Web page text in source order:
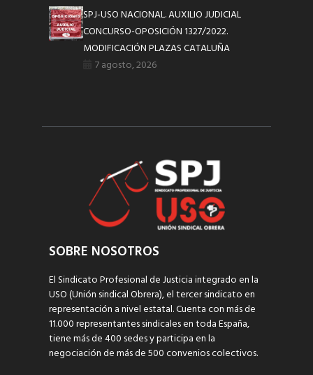
SPJ-USO NACIONAL. AUXILIO JUDICIAL
CONCURSO-OPOSICIÓN 1327/2022.
MODIFICACIÓN PLAZAS CATALUÑA
7 agosto, 2026
SOBRE NOSOTROS
El Sindicato Profesional de Justicia integrado en la
USO (Unión sindical Obrera), el tercer sindicato en
representación a nivel estatal. Cuenta con más de
11.000 representantes sindicales en toda España,
tiene más de 400 sedes y participa en la
negociación de más de 500 convenios colectivos.